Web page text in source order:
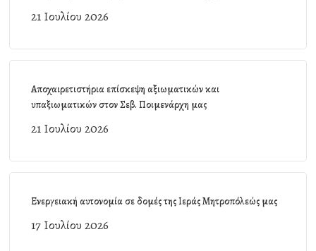
21 Ιουλίου 2026
Αποχαιρετιστήρια επίσκεψη αξιωματικών και
υπαξιωματικών στον Σεβ. Ποιμενάρχη μας
21 Ιουλίου 2026
Ενεργειακή αυτονομία σε δομές της Ιεράς Μητροπόλεώς μας
17 Ιουλίου 2026